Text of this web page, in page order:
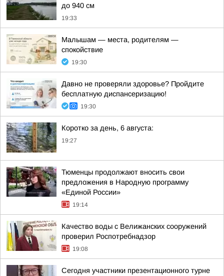
до 940 см
19:33
Малышам — места, родителям —
спокойствие
19:30
Давно не проверяли здоровье? Пройдите
бесплатную диспансеризацию!
19:30
Коротко за день, 6 августа:
19:27
Тюменцы продолжают вносить свои
предложения в Народную программу
«Единой России»
19:14
Качество воды с Велижанских сооружений
проверил Роспотребнадзор
19:08
Сегодня участники презентационного турне